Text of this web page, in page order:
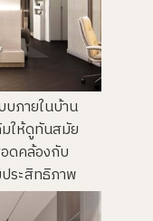
ภายในบ้าน
ให้ดูทันสมัย
ดคล้องกับ
ระสิทธิภาพ